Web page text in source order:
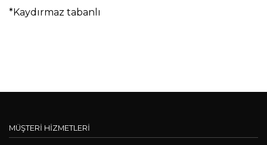
*Kaydırmaz tabanlı
MÜŞTERİ HİZMETLERİ